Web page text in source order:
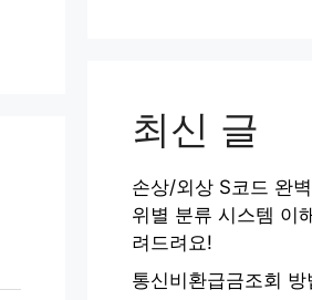
최신 글
손상/외상 S코드 완
위별 분류 시스템 이
려드려요!
통신비환급금조회